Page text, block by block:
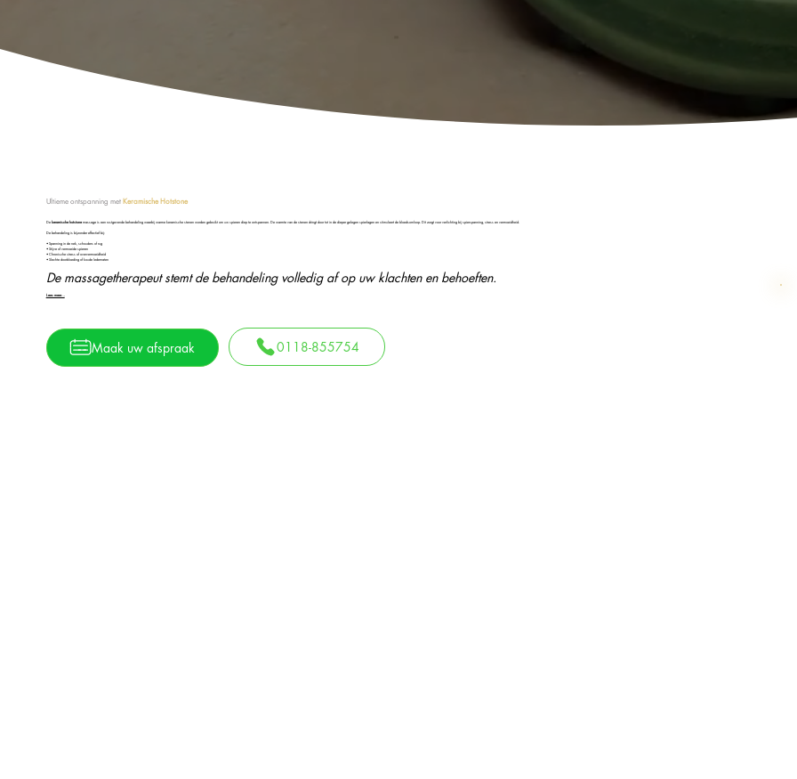
Ultieme ontspanning met Keramische Hotstone
De keramische hotstonemassage is een rustgevende behandeling waarbij warme keramische stenen worden gebruikt om uw spieren diep te ontspannen. De warmte van de stenen dringt door tot in de dieper gelegen spierlagen en stimuleert de bloedsomloop. Dit zorgt voor verlichting bij spierspanning, stress en vermoeidheid.
De behandeling is bijzonder effectief bij:
• Spanning in de nek, schouders of rug
• Stijve of vermoeide spieren
• Chronische stress of oververmoeidheid
• Slechte doorbloeding of koude ledematen
De massagetherapeut stemt de behandeling volledig af op uw klachten en behoeften.
Lees meer…
Maak uw afspraak 0118-855754